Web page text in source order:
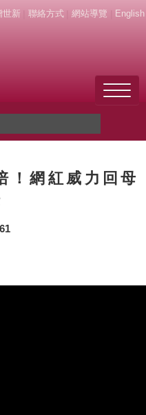
世新 聯絡方式 網站導覽 English
！網紅威力回母